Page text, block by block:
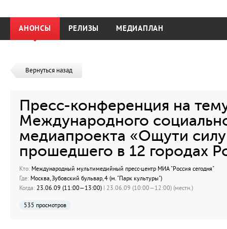
АНОНСЫ РЕЛИЗЫ МЕДИАПЛАН
Вернуться назад
Пресс-конференция на
Международного
медиапроекта «Ощути
прошедшего в 12 городах
Кто: Международный мультимедийный пресс-центр МИА "Россия сегодня"
Где: Москва, Зубовский бульвар, 4 (м. "Парк культуры")
Когда: 23.06.09 (11:00—13:00) | 23.06.09 (10:00—12:00) (местн.)
535 просмотров